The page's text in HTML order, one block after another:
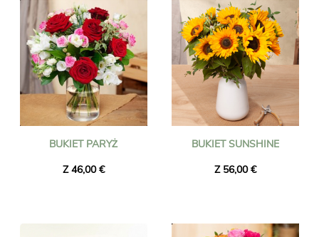
dowolne miejsce na Łotwie pod wybrany adres przez florystę
w pobliżu odbiorcy. Zamów przed godziną 16:00, a bukiet
zostanie dostarczony następnego dnia, wliczając święta
państwowe. Niezależnie od tego, jakie wydarzenie świętujesz
(urodziny, ślub, podziękowania itp.), zaufaj Universal Flower,
jeśli chodzi o udaną dostawę kwiatów!
BUKIET PARYŻ
Z 46,00 €
BUKIET SUNSHINE
Z 56,00 €